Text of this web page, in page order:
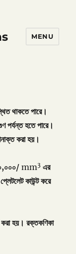
MENU
থাকতে পারে।
পর্যন্ত হতে পারে।
করা হয়।
,০০০/ mm3 এর
প্লেটলেট কাউন্ট করে
করা হয়। রক্তকণিকা